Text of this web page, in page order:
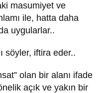
masumiyet ve
ile, hatta daha
uygularlar..
söyler, iftira eder..
olan bir alanı ifade
açık ve yakın bir